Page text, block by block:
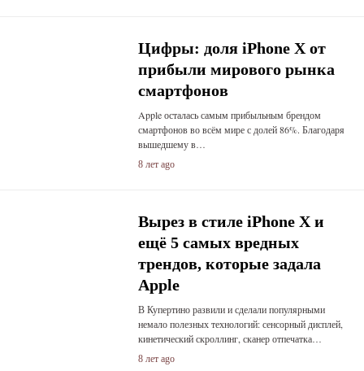
Цифры: доля iPhone X от
прибыли мирового рынка
смартфонов
Apple осталась самым прибыльным брендом
смартфонов во всём мире с долей 86%. Благодаря
вышедшему в…
8 лет ago
Вырез в стиле iPhone X и
ещё 5 самых вредных
трендов, которые задала
Apple
В Купертино развили и сделали популярными
немало полезных технологий: сенсорный дисплей,
кинетический скроллинг, сканер отпечатка…
8 лет ago